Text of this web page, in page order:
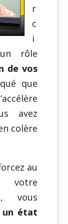
r
c
i
rôle
de vos
que
avez
colère
au
votre
vous
un état